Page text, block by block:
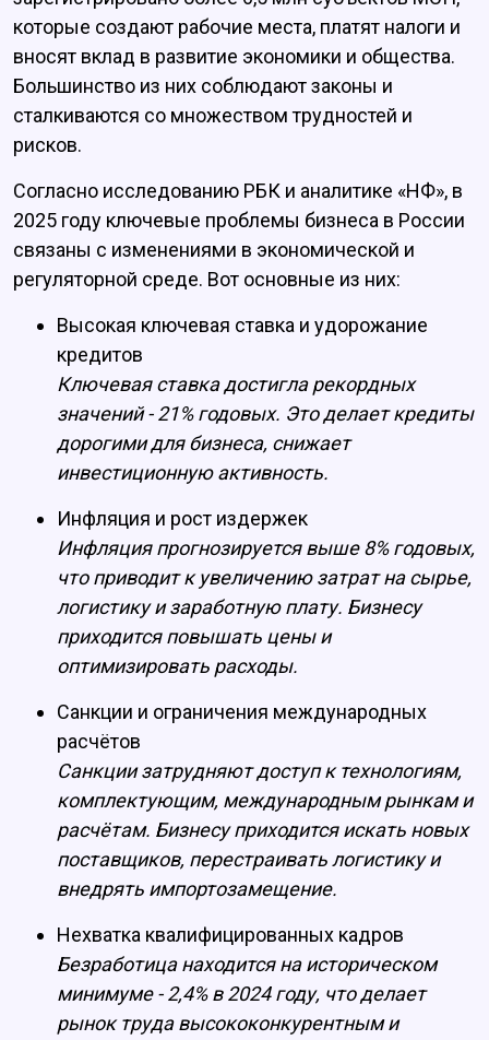
которые создают рабочие места, платят налоги и
вносят вклад в развитие экономики и общества.
Большинство из них соблюдают законы и
сталкиваются со множеством трудностей и
рисков.
Согласно исследованию РБК и аналитике «НФ», в
2025 году ключевые проблемы бизнеса в России
связаны с изменениями в экономической и
регуляторной среде. Вот основные из них:
Высокая ключевая ставка и удорожание
кредитов
Ключевая ставка достигла рекордных
значений - 21% годовых. Это делает кредиты
дорогими для бизнеса, снижает
инвестиционную активность.
Инфляция и рост издержек
Инфляция прогнозируется выше 8% годовых,
что приводит к увеличению затрат на сырье,
логистику и заработную плату. Бизнесу
приходится повышать цены и
оптимизировать расходы.
Санкции и ограничения международных
расчётов
Санкции затрудняют доступ к технологиям,
комплектующим, международным рынкам и
расчётам. Бизнесу приходится искать новых
поставщиков, перестраивать логистику и
внедрять импортозамещение.
Нехватка квалифицированных кадров
Безработица находится на историческом
минимуме - 2,4% в 2024 году, что делает
рынок труда высококонкурентным и